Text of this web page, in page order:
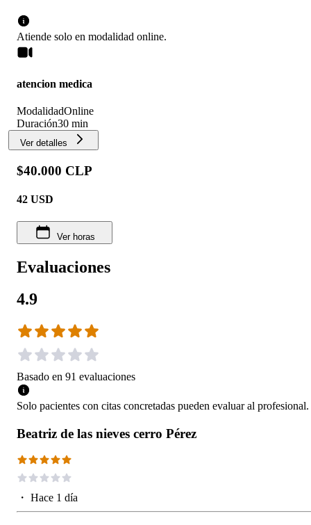
Atiende solo en modalidad online.
atencion medica
ModalidadOnline
Duración30 min
Ver detalles
$40.000 CLP
42 USD
Ver horas
Evaluaciones
4.9
Basado en 91 evaluaciones
Solo pacientes con citas concretadas pueden evaluar al profesional.
Beatriz de las nieves cerro Pérez
・ Hace 1 día